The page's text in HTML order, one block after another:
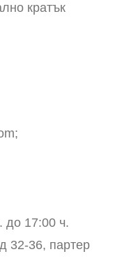
кратък
до 17:00 ч.
32-36, партер